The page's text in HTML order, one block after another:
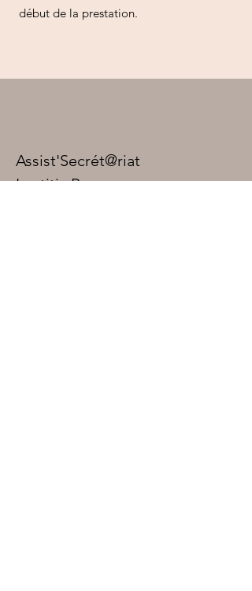
début de la prestation.
Assist'Secrét@riat
Laetitia Russo